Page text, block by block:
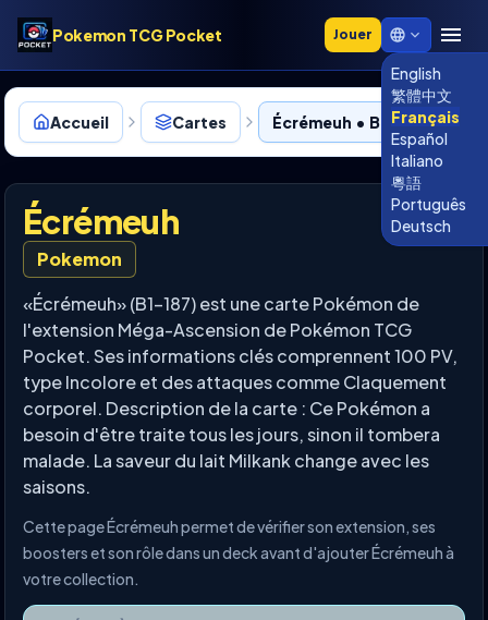
Pokemon TCG Pocket Jouer
English
繁體中文
Français
Español
Italiano
粵語
Português
Deutsch
Accueil Cartes Écrémeuh • B1-187
Écrémeuh
Pokemon
«Écrémeuh» (B1-187) est une carte Pokémon de
l'extension Méga-Ascension de Pokémon TCG
Pocket. Ses informations clés comprennent 100 PV,
type Incolore et des attaques comme Claquement
corporel. Description de la carte : Ce Pokémon a
besoin d'être traite tous les jours, sinon il tombera
malade. La saveur du lait Milkank change avec les
saisons.
Cette page Écrémeuh permet de vérifier son extension, ses
boosters et son rôle dans un deck avant d'ajouter Écrémeuh à
votre collection.